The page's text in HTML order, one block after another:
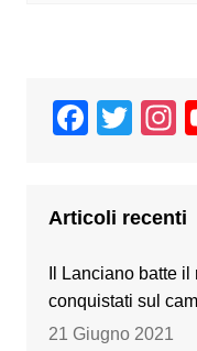
F
e
b
o
o
T
er
a
Articoli recenti
Il Lanciano batte
conquistati sul
21 Giugno 2021